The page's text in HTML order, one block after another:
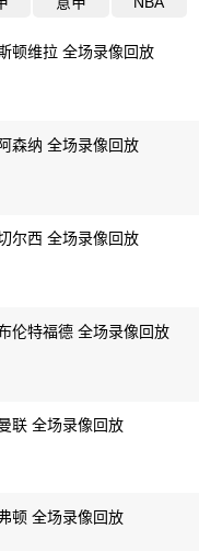
顿维拉 全场录像回放
森纳 全场录像回放
尔西 全场录像回放
伦特福德 全场录像回放
联 全场录像回放
顿 全场录像回放